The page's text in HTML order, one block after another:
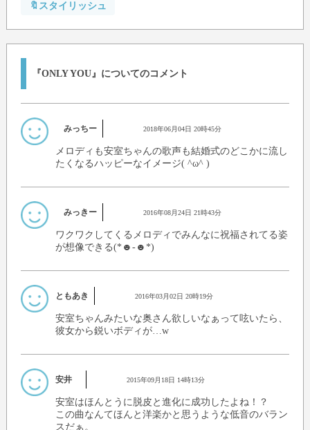
🔖スタイリッシュ
『ONLY YOU』についてのコメント
みっちー 2018年06月04日 20時45分
メロディも安室ちゃんの歌声も結婚式のどこかに流し
たくなるハッピーなイメージ( ^ω^ )
みっきー 2016年08月24日 21時43分
ワクワクしてくるメロディでみんなに祝福されてる姿
が想像できる(*☻-☻*)
ともあき 2016年03月02日 20時19分
安室ちゃんみたいな奥さん欲しいなぁって呟いたら、
彼女から鋭いボディが…w
安井 2015年09月18日 14時13分
安室はほんとうに脱皮と進化に成功したよね！？
この曲なんてほんと洋楽かと思うような低音のバラン
スだぁ。